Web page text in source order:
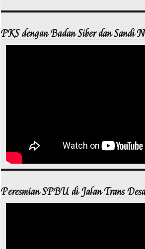
PKS dengan Badan Siber dan Sandi
Peresmian SPBU di Jalan Trans